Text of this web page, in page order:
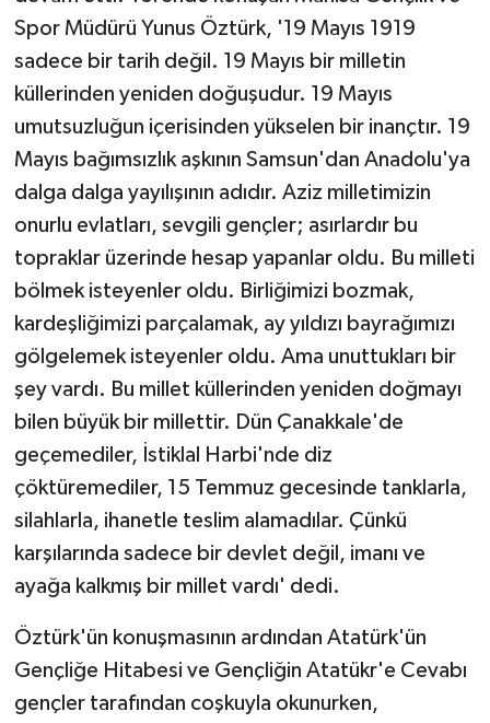
Spor Müdürü Yunus Öztürk, '19 Mayıs 1919
sadece bir tarih değil. 19 Mayıs bir milletin
küllerinden yeniden doğuşudur. 19 Mayıs
umutsuzluğun içerisinden yükselen bir inançtır. 19
Mayıs bağımsızlık aşkının Samsun'dan Anadolu'ya
dalga dalga yayılışının adıdır. Aziz milletimizin
onurlu evlatları, sevgili gençler; asırlardır bu
topraklar üzerinde hesap yapanlar oldu. Bu milleti
bölmek isteyenler oldu. Birliğimizi bozmak,
kardeşliğimizi parçalamak, ay yıldızı bayrağımızı
gölgelemek isteyenler oldu. Ama unuttukları bir
şey vardı. Bu millet küllerinden yeniden doğmayı
bilen büyük bir millettir. Dün Çanakkale'de
geçemediler, İstiklal Harbi'nde diz
çöktüremediler, 15 Temmuz gecesinde tanklarla,
silahlarla, ihanetle teslim alamadılar. Çünkü
karşılarında sadece bir devlet değil, imanı ve
ayağa kalkmış bir millet vardı' dedi.
Öztürk'ün konuşmasının ardından Atatürk'ün
Gençliğe Hitabesi ve Gençliğin Atatükr'e Cevabı
gençler tarafından coşkuyla okunurken,